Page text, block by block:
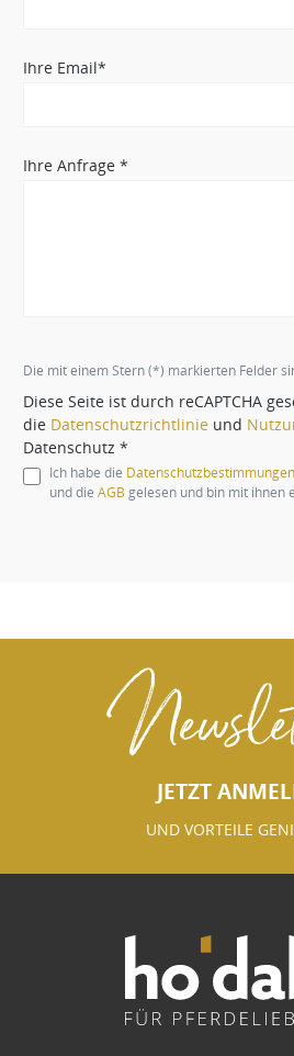
Ihre Email*
Ihre Anfrage *
Die mit einem Stern (*) markierten Felder
Diese Seite ist durch reCAPTCHA
die Datenschutzrichtlinie und
Datenschutz *
Ich habe die Datenschutzbestimmungen
und die AGB gelesen und bin mit ihnen
JETZT
UND VORTEILE